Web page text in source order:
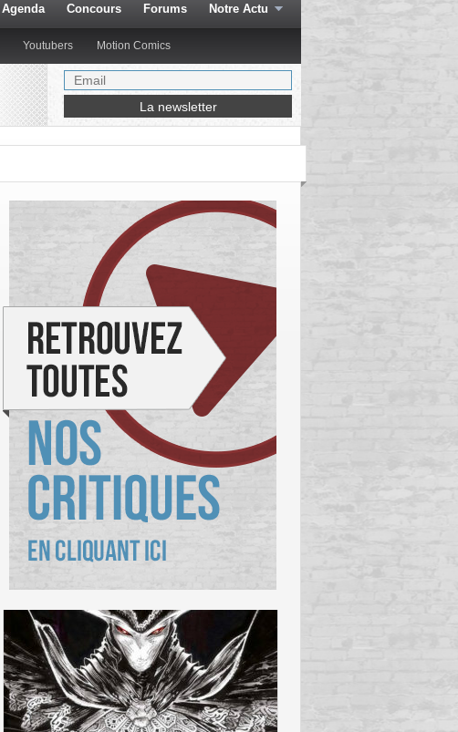
Agenda Concours Forums Notre Actu
Youtubers Motion Comics